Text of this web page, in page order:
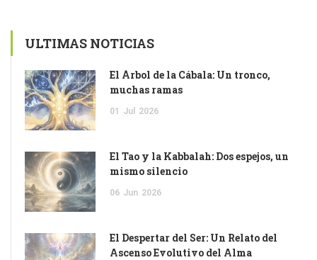
ULTIMAS NOTICIAS
El Árbol de la Cábala: Un tronco,
muchas ramas
01 Jul 2026
El Tao y la Kabbalah: Dos espejos, un
mismo silencio
06 Jun 2026
El Despertar del Ser: Un Relato del
Ascenso Evolutivo del Alma